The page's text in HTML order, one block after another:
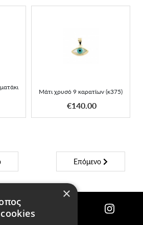
Μάτι χρυσό 9 καρατίων (κ375)
€140.00
Μάτι χρυσό 9 καρατίων
(κ375)
ΑΠΟΚΤΗΣΕ ΤΟ
Επόμενο
×